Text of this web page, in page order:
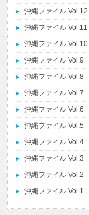
沖縄ファイル Vol.12
沖縄ファイル Vol.11
沖縄ファイル Vol.10
沖縄ファイル Vol.9
沖縄ファイル Vol.8
沖縄ファイル Vol.7
沖縄ファイル Vol.6
沖縄ファイル Vol.5
沖縄ファイル Vol.4
沖縄ファイル Vol.3
沖縄ファイル Vol.2
沖縄ファイル Vol.1